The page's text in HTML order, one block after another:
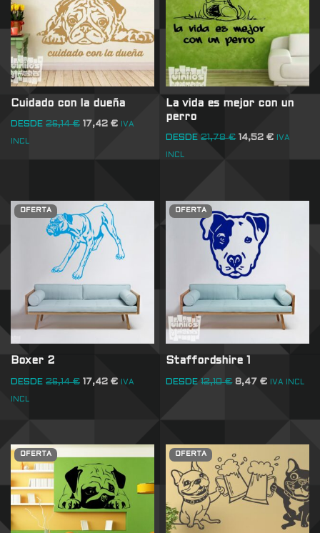
Cuidado con la dueña
DESDE 26,14€ 17,42 € IVA
INCL
La vida es mejor con un
perro
DESDE 21,78€ 14,52€ IVA
INCL
OFERTA
Boxer 2
DESDE 26,14€ 17,42 € IVA
INCL
OFERTA
Staffordshire 1
DESDE 12,10€ 8,47€ IVA INCL
OFERTA OFERTA